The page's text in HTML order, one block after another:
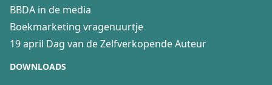
BBDA in de media
Boekmarketing vragenuurtje
19 april Dag van de Zelfverkopende Auteur
DOWNLOADS